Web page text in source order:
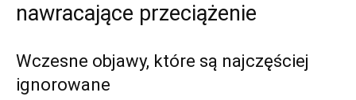
nawracające przeciążenie
Wczesne objawy, które są najczęściej
ignorowane